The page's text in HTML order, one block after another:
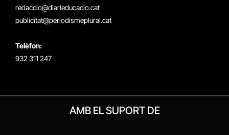
redaccio@diarieducacio.cat
publicitat@periodismeplural.cat
Telèfon:
932 311 247
AMB EL SUPORT DE